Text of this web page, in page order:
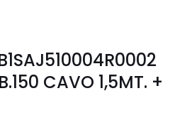
CAVO 1,5MT. +